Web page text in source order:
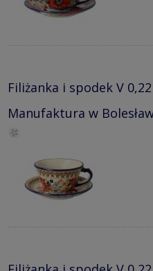
Filiżanka i spodek V 0,22
Manufaktura w